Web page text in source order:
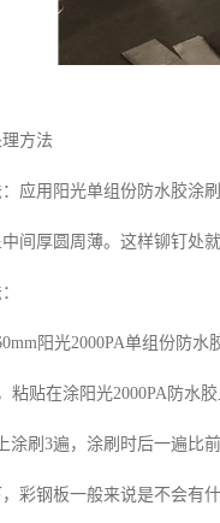
方法
应用阳光单组份防水胶涂
间厚圆周薄。这样铆钉处就
阳光2000PA单组份防水
粘贴在涂阳光2000PA防水胶
涂刷3遍，涂刷时后一遍比
彩钢板一般来说是不会有